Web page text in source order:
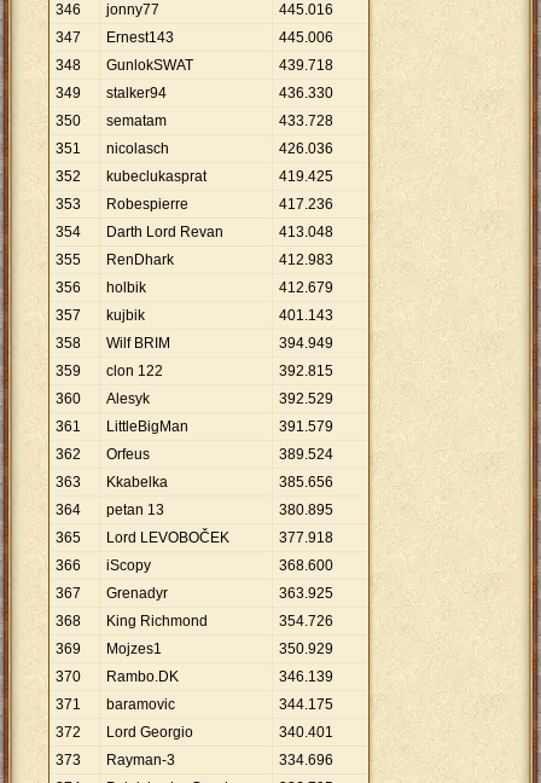
346
jonny77 445.016
347
Ernest143 445.006
348
GunlokSWAT 439.718
349
stalker94 436.330
350
sematam 433.728
351
nicolasch 426.036
352
kubeclukasprat 419.425
353
Robespierre 417.236
354
Darth Lord Revan 413.048
355
RenDhark 412.983
356
holbik 412.679
357
kujbik 401.143
358
Wilf BRIM 394.949
359
clon 122 392.815
360
Alesyk 392.529
361
LittleBigMan 391.579
362
Orfeus 389.524
363
Kkabelka 385.656
364
petan 13 380.895
365
Lord LEVOBOČEK 377.918
366
iScopy 368.600
367
Grenadyr 363.925
368
King Richmond 354.726
369
Mojzes1 350.929
370
Rambo.DK 346.139
371
baramovic 344.175
372
Lord Georgio 340.401
373
Rayman-3 334.696